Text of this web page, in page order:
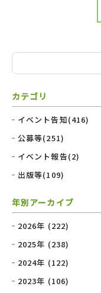
カテゴリ
イベント告知(416)
公募等(251)
イベント報告(2)
出版等(109)
年別アーカイブ
2026年 (222)
2025年 (238)
2024年 (122)
2023年 (106)